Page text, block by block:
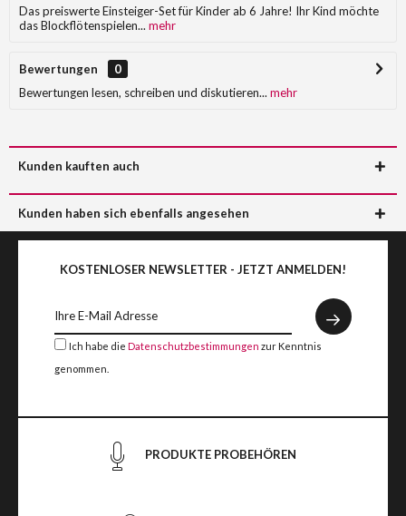
Das preiswerte Einsteiger-Set für Kinder ab 6 Jahre! Ihr Kind möchte
das Blockflötenspielen... mehr
Bewertungen
0
Bewertungen lesen, schreiben und diskutieren... mehr
Kunden kauften auch
Kunden haben sich ebenfalls angesehen
KOSTENLOSER NEWSLETTER - JETZT ANMELDEN!
Ich habe die Datenschutzbestimmungen zur Kenntnis
genommen.
PRODUKTE PROBEHÖREN